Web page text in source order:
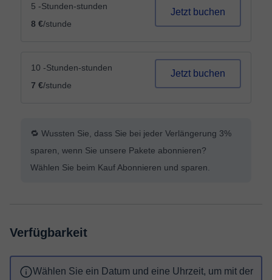
5 -Stunden-stunden
8 €/stunde
Jetzt buchen
10 -Stunden-stunden
7 €/stunde
Jetzt buchen
🔁 Wussten Sie, dass Sie bei jeder Verlängerung 3%
sparen, wenn Sie unsere Pakete abonnieren?
Wählen Sie beim Kauf Abonnieren und sparen.
Verfügbarkeit
Wählen Sie ein Datum und eine Uhrzeit, um mit der